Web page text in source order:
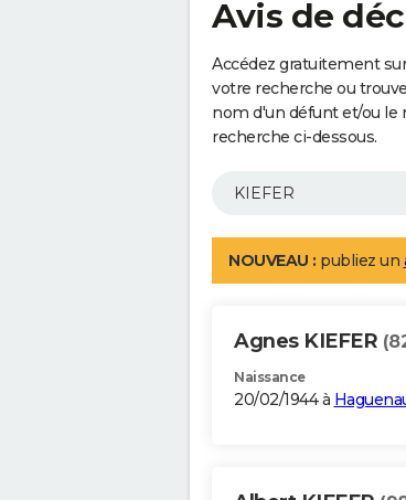
Avis de
Accédez gratuitement
votre recherche ou
nom d'un défunt et/ou le
recherche ci-dessous.
NOUVEAU : publiez un
Agnes KIEFER
Naissance
20/02/1944 à